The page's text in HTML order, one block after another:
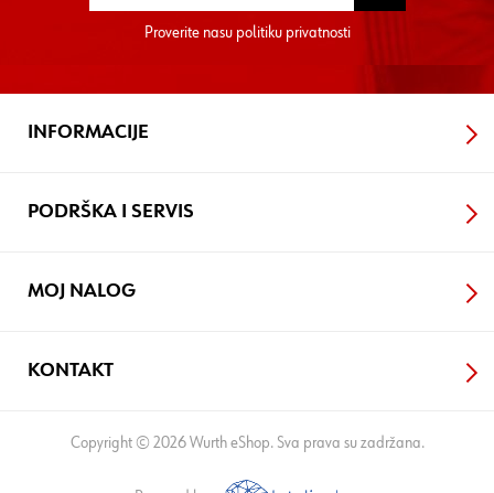
Proverite nasu politiku privatnosti
INFORMACIJE
PODRŠKA I SERVIS
MOJ NALOG
KONTAKT
Copyright © 2026 Wurth eShop. Sva prava su zadržana.